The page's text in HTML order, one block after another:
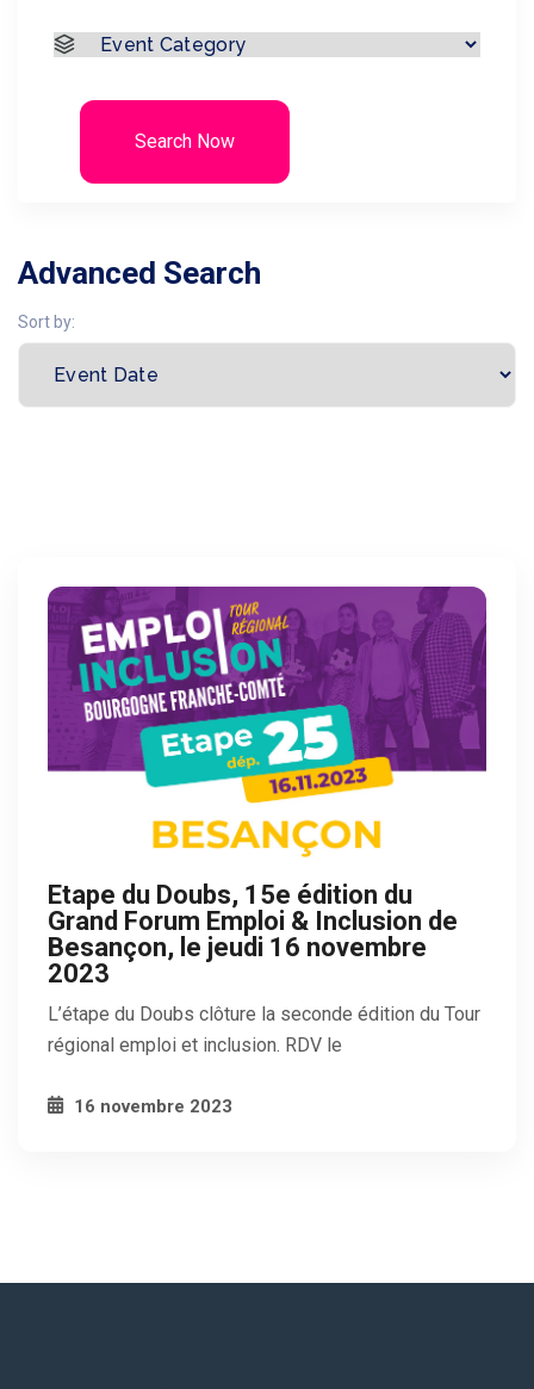
Search Now
Advanced Search
Sort by:
Etape du Doubs, 15e édition du
Grand Forum Emploi & Inclusion de
Besançon, le jeudi 16 novembre
2023
L’étape du Doubs clôture la seconde édition du Tour
régional emploi et inclusion. RDV le
16 novembre 2023